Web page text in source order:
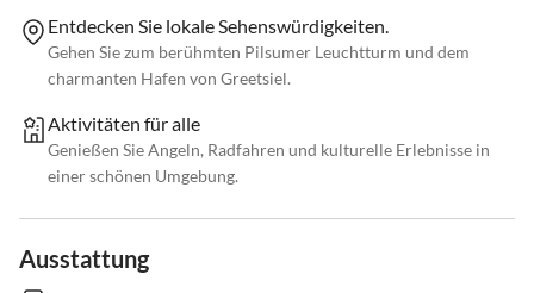
Entdecken Sie lokale Sehenswürdigkeiten.
Gehen Sie zum berühmten Pilsumer Leuchtturm und dem
charmanten Hafen von Greetsiel.
Aktivitäten für alle
Genießen Sie Angeln, Radfahren und kulturelle Erlebnisse in
einer schönen Umgebung.
Ausstattung